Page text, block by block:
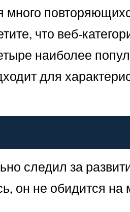
много
что веб-
наиболее
для
следил за
он не обидится на